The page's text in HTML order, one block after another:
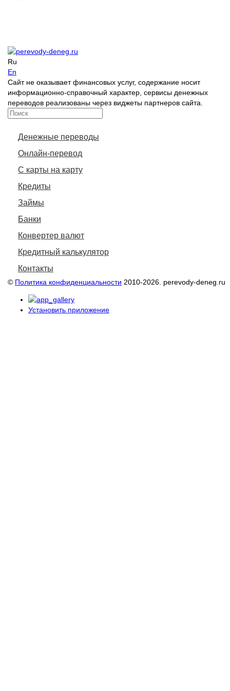
Ru
En
Сайт не оказывает финансовых услуг, содержание носит
информационно-справочный характер, сервисы денежных
переводов реализованы через виджеты партнеров сайта.
Денежные переводы
Онлайн-перевод
С карты на карту
Кредиты
Займы
Банки
Конвертер валют
Кредитный калькулятор
Контакты
© Политика конфиденциальности 2010-2026. perevody-deneg.ru
Установить приложение